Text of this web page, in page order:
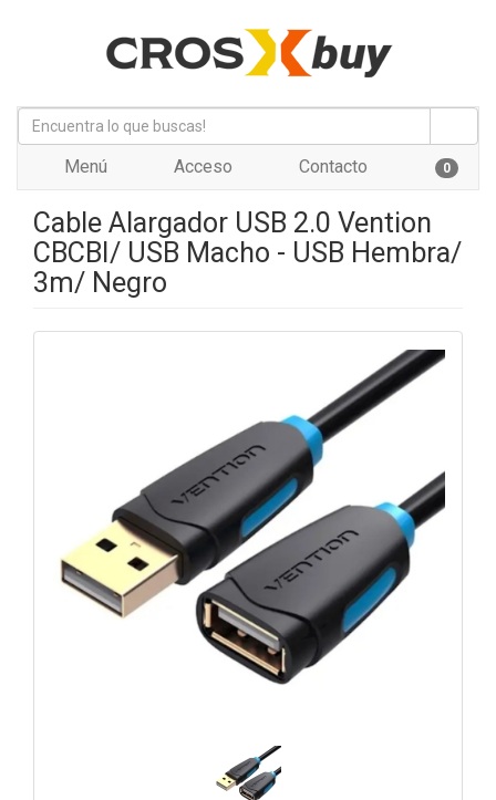
Menú Acceso Contacto 0
Cable Alargador USB 2.0 Vention
CBCBI/ USB Macho - USB Hembra/
3m/ Negro